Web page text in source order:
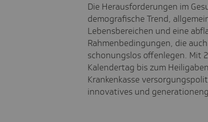
Die Herausforderungen im
demografische Trend,
Lebensbereichen und eine
Rahmenbedingungen, die
schonungslos offenlegen. Mit
Kalendertag bis zum
Krankenkasse
innovatives und